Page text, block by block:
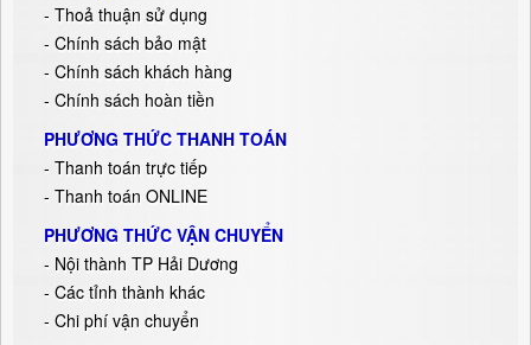
- Thoả thuận sử dụng
- Chính sách bảo mật
- Chính sách khách hàng
- Chính sách hoàn tiền
PHƯƠNG THỨC THANH TOÁN
- Thanh toán trực tiếp
- Thanh toán ONLINE
PHƯƠNG THỨC VẬN CHUYỂN
- Nội thành TP Hải Dương
- Các tỉnh thành khác
- Chi phí vận chuyển